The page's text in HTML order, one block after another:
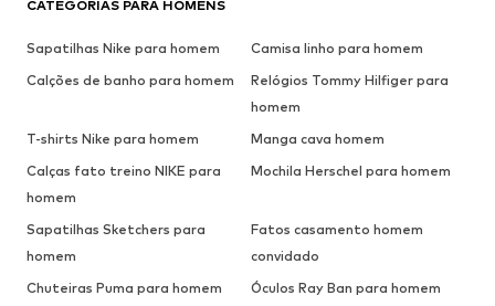
CATEGORIAS PARA HOMENS
Sapatilhas Nike para homem
Camisa linho para homem
Calções de banho para homem
Relógios Tommy Hilfiger para
homem
T-shirts Nike para homem
Manga cava homem
Calças fato treino NIKE para
homem
Mochila Herschel para homem
Sapatilhas Sketchers para
homem
Fatos casamento homem
convidado
Chuteiras Puma para homem
Óculos Ray Ban para homem